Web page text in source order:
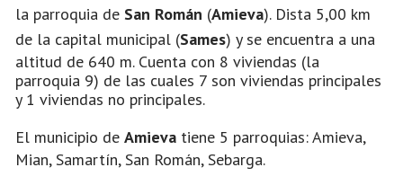
la parroquia de San Román (Amieva). Dista 5,00 km
de la capital municipal (Sames) y se encuentra a una
altitud de 640 m. Cuenta con 8 viviendas (la
parroquia 9) de las cuales 7 son viviendas principales
y 1 viviendas no principales.
El municipio de Amieva tiene 5 parroquias: Amieva,
Mian, Samartín, San Román, Sebarga.